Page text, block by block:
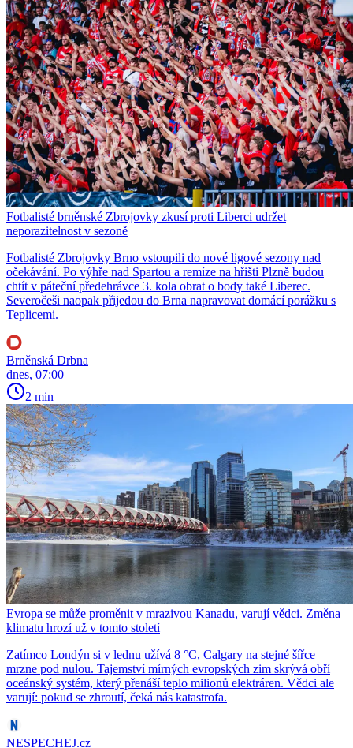
Fotbalisté brněnské Zbrojovky zkusí proti Liberci udržet
neporazitelnost v sezoně
Fotbalisté Zbrojovky Brno vstoupili do nové ligové sezony nad
očekávání. Po výhře nad Spartou a remíze na hřišti Plzně budou
chtít v páteční předehrávce 3. kola obrat o body také Liberec.
Severočeši naopak přijedou do Brna napravovat domácí porážku s
Teplicemi.
Brněnská Drbna
dnes, 07:00
2 min
Evropa se může proměnit v mrazivou Kanadu, varují vědci. Změna
klimatu hrozí už v tomto století
Zatímco Londýn si v lednu užívá 8 °C, Calgary na stejné šířce
mrzne pod nulou. Tajemství mírných evropských zim skrývá obří
oceánský systém, který přenáší teplo milionů elektráren. Vědci ale
varují: pokud se zhroutí, čeká nás katastrofa.
NESPECHEJ.cz